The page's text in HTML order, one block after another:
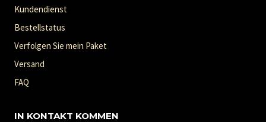
Kundendienst
Bestellstatus
Verfolgen Sie mein Paket
Versand
FAQ
IN KONTAKT KOMMEN